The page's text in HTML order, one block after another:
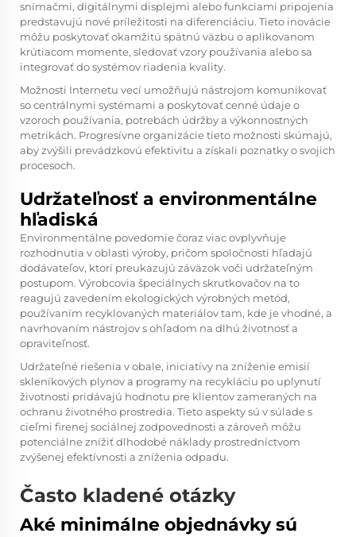
snímačmi, digitálnymi displejmi alebo funkciami pripojenia
predstavujú nové príležitosti na diferenciáciu. Tieto inovácie
môžu poskytovať okamžitú spätnú väzbu o aplikovanom
krútiacom momente, sledovať vzory používania alebo sa
integrovať do systémov riadenia kvality.
Možnosti Internetu vecí umožňujú nástrojom komunikovať
so centrálnymi systémami a poskytovať cenné údaje o
vzoroch používania, potrebách údržby a výkonnostných
metrikách. Progresívne organizácie tieto možnosti skúmajú,
aby zvýšili prevádzkovú efektivitu a získali poznatky o svojich
procesoch.
Udržateľnosť a environmentálne
hľadiská
Environmentálne povedomie čoraz viac ovplyvňuje
rozhodnutia v oblasti výroby, pričom spoločnosti hľadajú
dodávateľov, ktorí preukazujú záväzok voči udržateľným
postupom. Výrobcovia špeciálnych skrutkovačov na to
reagujú zavedením ekologických výrobných metód,
používaním recyklovaných materiálov tam, kde je vhodné, a
navrhovaním nástrojov s ohľadom na dlhú životnosť a
opraviteľnosť.
Udržateľné riešenia v obale, iniciatívy na zníženie emisií
skleníkových plynov a programy na recykláciu po uplynutí
životnosti pridávajú hodnotu pre klientov zameraných na
ochranu životného prostredia. Tieto aspekty sú v súlade s
cieľmi firenej sociálnej zodpovednosti a zároveň môžu
potenciálne znížiť dlhodobé náklady prostredníctvom
zvýšenej efektívnosti a zníženia odpadu.
Často kladené otázky
Aké minimálne objednávky sú